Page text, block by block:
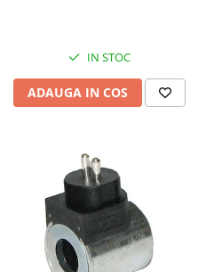
IN STOC
ADAUGA IN COS